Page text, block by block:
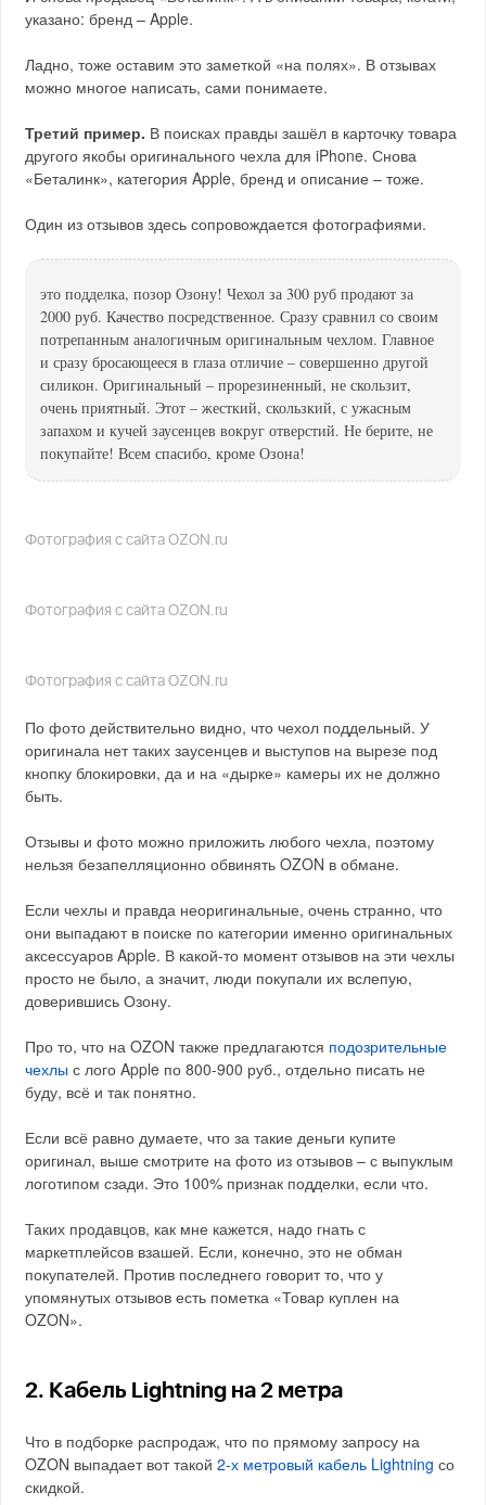
указано: бренд – Apple.
Ладно, тоже оставим это заметкой «на полях». В отзывах
можно многое написать, сами понимаете.
Третий пример. В поисках правды зашёл в карточку товара
другого якобы оригинального чехла для iPhone. Снова
«Беталинк», категория Apple, бренд и описание – тоже.
Один из отзывов здесь сопровождается фотографиями.
это подделка, позор Озону! Чехол за 300 руб продают за
2000 руб. Качество посредственное. Сразу сравнил со своим
потрепанным аналогичным оригинальным чехлом. Главное
и сразу бросающееся в глаза отличие – совершенно другой
силикон. Оригинальный – прорезиненный, не скользит,
очень приятный. Этот – жесткий, скользкий, с ужасным
запахом и кучей заусенцев вокруг отверстий. Не берите, не
покупайте! Всем спасибо, кроме Озона!
Фотография с сайта OZON.ru
Фотография с сайта OZON.ru
Фотография с сайта OZON.ru
По фото действительно видно, что чехол поддельный. У
оригинала нет таких заусенцев и выступов на вырезе под
кнопку блокировки, да и на «дырке» камеры их не должно
быть.
Отзывы и фото можно приложить любого чехла, поэтому
нельзя безапелляционно обвинять OZON в обмане.
Если чехлы и правда неоригинальные, очень странно, что
они выпадают в поиске по категории именно оригинальных
аксессуаров Apple. В какой-то момент отзывов на эти чехлы
просто не было, а значит, люди покупали их вслепую,
доверившись Озону.
Про то, что на OZON также предлагаются подозрительные
чехлы с лого Apple по 800-900 руб., отдельно писать не
буду, всё и так понятно.
Если всё равно думаете, что за такие деньги купите
оригинал, выше смотрите на фото из отзывов – с выпуклым
логотипом сзади. Это 100% признак подделки, если что.
Таких продавцов, как мне кажется, надо гнать с
маркетплейсов взашей. Если, конечно, это не обман
покупателей. Против последнего говорит то, что у
упомянутых отзывов есть пометка «Товар куплен на
OZON».
2. Кабель Lightning на 2 метра
Что в подборке распродаж, что по прямому запросу на
OZON выпадает вот такой2-х метровый кабель Lightning со
скидкой.